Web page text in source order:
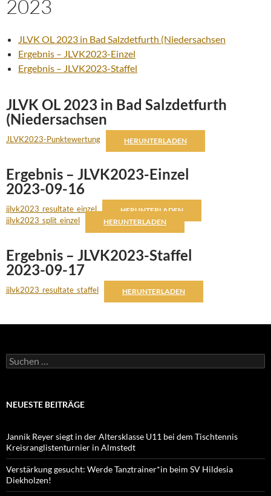
2023
JLVK OL 2023 in Bad Salzdetfurth (Niedersachsen
Ergebnis – JLVK2023-Einzel
Ergebnis – JLVK2023-Staffel
JLVK OL 2023 in Bad Salzdetfurth
(Niedersachsen
JLVK2023-Punktewertung HERUNTERLADEN
Ergebnis – JLVK2023-Einzel
2023-09-16
jjlvk2023_resultate_einzel HERUNTERLADEN
jjlvk2023_split_einzel HERUNTERLADEN
Ergebnis – JLVK2023-Staffel
2023-09-17
jjlvk2023_resultate_staffel HERUNTERLADEN
Suchen
nach:
NEUESTE BEITRÄGE
Jannik Reyer siegt in der Altersklasse U11 bei dem Tischtennis
Kreisranglistenturnier in Almstedt
Verstärkung gesucht: Werde Tanztrainer*in beim SV Hildesia
Diekholzen!